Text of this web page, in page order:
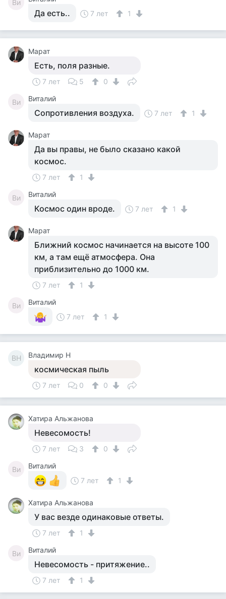
Ви
Да есть.. 7 лет 1
Марат
Есть, поля разные.
7 лет 5 0
Ви Виталий
Сопротивления воздуха. 7 лет 1
Марат
Да вы правы, не было сказано какой
космос.
7 лет 1
Ви Виталий
Космос один вроде. 7 лет 1
Марат
Ближний космос начинается на высоте 100
км, а там ещё атмосфера. Она
приблизительно до 1000 км.
7 лет 1
Ви
Виталий
7 лет
1
ВН Владимир Н
космическая пыль
7 лет 0 0
Хатира Альжанова
Невесомость!
7 лет 3 0
Ви
Виталий
7 лет
1
Хатира Альжанова
У вас везде одинаковые ответы.
7 лет 1
Ви Виталий
Невесомость - притяжение..
7 лет 1